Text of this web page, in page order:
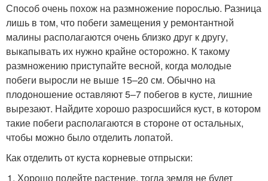
Способ очень похож на размножение порослью. Разница
лишь в том, что побеги замещения у ремонтантной
малины располагаются очень близко друг к другу,
выкапывать их нужно крайне осторожно. К такому
размножению приступайте весной, когда молодые
побеги выросли не выше 15–20 см. Обычно на
плодоношение оставляют 5–7 побегов в кусте, лишние
вырезают. Найдите хорошо разросшийся куст, в котором
такие побеги располагаются в стороне от остальных,
чтобы можно было отделить лопатой.
Как отделить от куста корневые отпрыски:
Хорошо полейте растение, тогда земля не будет